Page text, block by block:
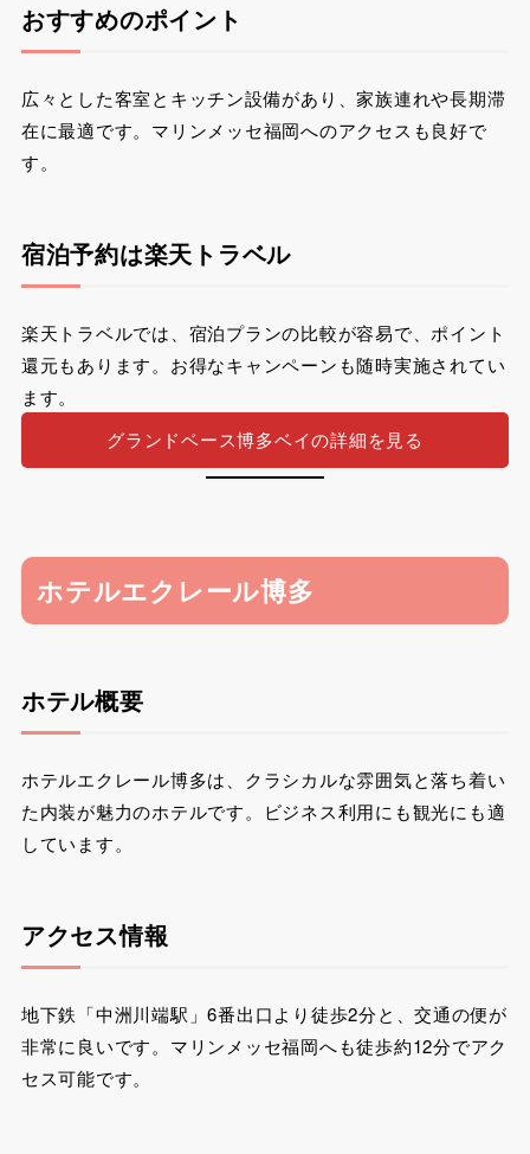
おすすめのポイント
広々とした客室とキッチン設備があり、家族連れや長期滞
在に最適です。マリンメッセ福岡へのアクセスも良好で
す。
宿泊予約は楽天トラベル
楽天トラベルでは、宿泊プランの比較が容易で、ポイント
還元もあります。お得なキャンペーンも随時実施されてい
ます。
グランドベース博多ベイの詳細を見る
ホテルエクレール博多
ホテル概要
ホテルエクレール博多は、クラシカルな雰囲気と落ち着い
た内装が魅力のホテルです。ビジネス利用にも観光にも適
しています。
アクセス情報
地下鉄「中洲川端駅」6番出口より徒歩2分と、交通の便が
非常に良いです。マリンメッセ福岡へも徒歩約12分でアク
セス可能です。